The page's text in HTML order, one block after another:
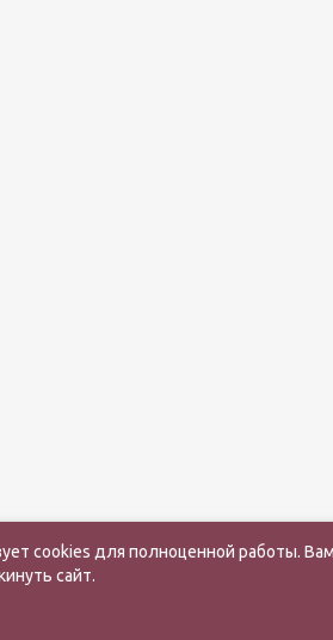
cookies для полноценной работы.
сайт.